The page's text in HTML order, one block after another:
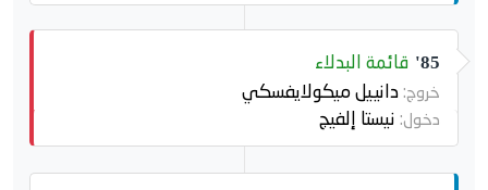
85' قائمة البدلاء
خروج:دانييل ميكولايفسكي
دخول: نيستا إلفيج